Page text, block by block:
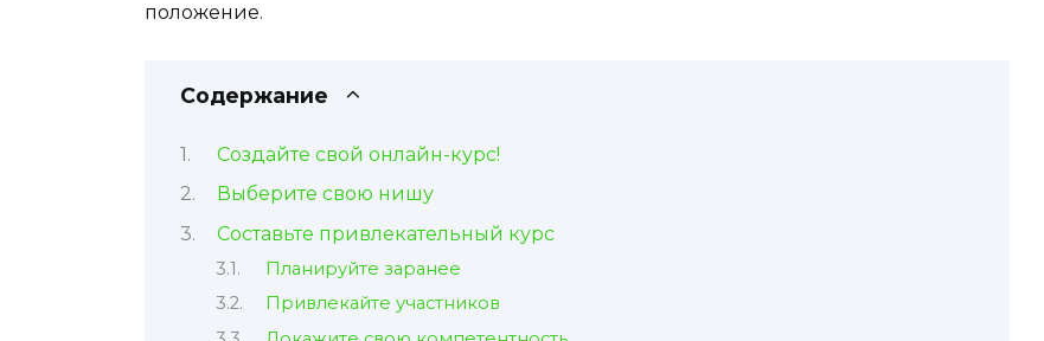
положение.
Содержание
Создайте свой онлайн-курс!
Выберите свою нишу
Составьте привлекательный курс
Планируйте заранее
Привлекайте участников